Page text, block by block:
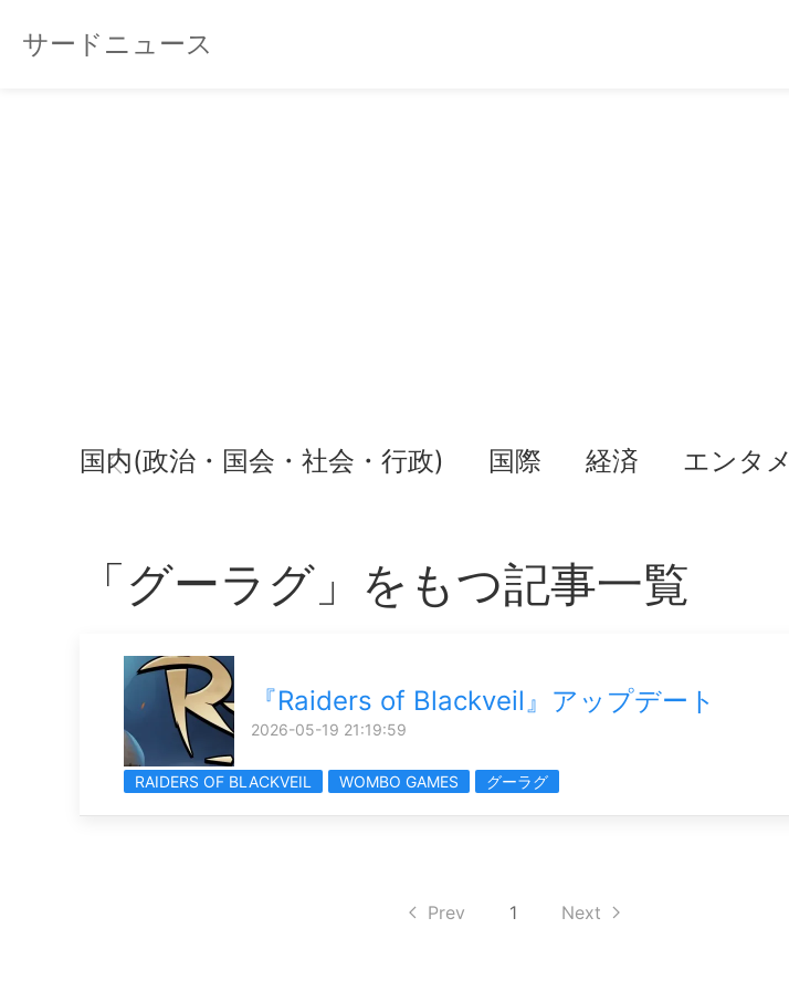
サードニュース
国内(政治・国会・社会・行政) 国際 経済 エンタメ
「グーラグ」をもつ記事一覧
『Raiders of Blackveil』アップデート
2026-05-19 21:19:59
RAIDERS OF BLACKVEIL WOMBO GAMES グーラグ
Prev 1 Next